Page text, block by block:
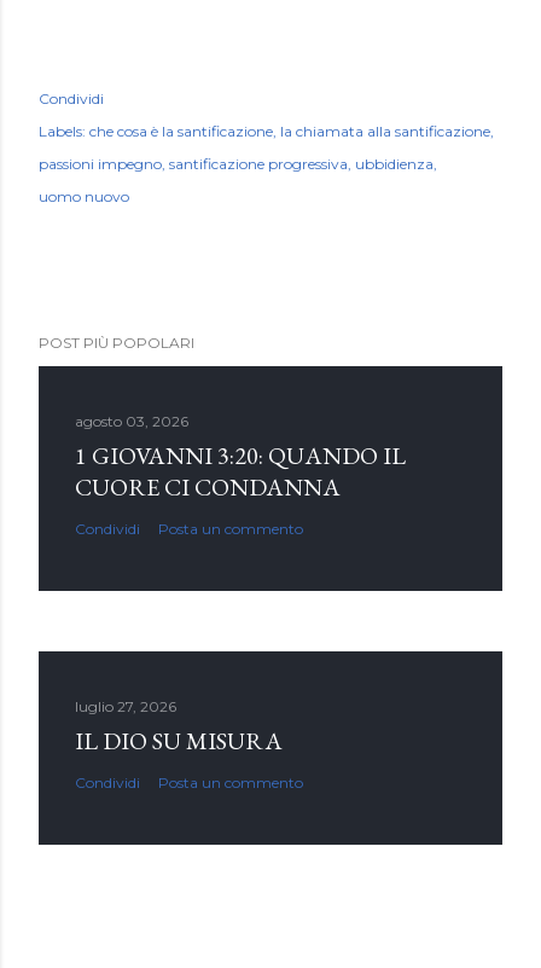
Condividi
Labels: che cosa è la santificazione la chiamata alla santificazione
passioni impegno santificazione progressiva ubbidienza
uomo nuovo
POST PIÙ POPOLARI
agosto 03, 2026
1 GIOVANNI 3:20: QUANDO IL
CUORE CI CONDANNA
Condividi Posta un commento
luglio 27, 2026
IL DIO SU MISURA
Condividi Posta un commento